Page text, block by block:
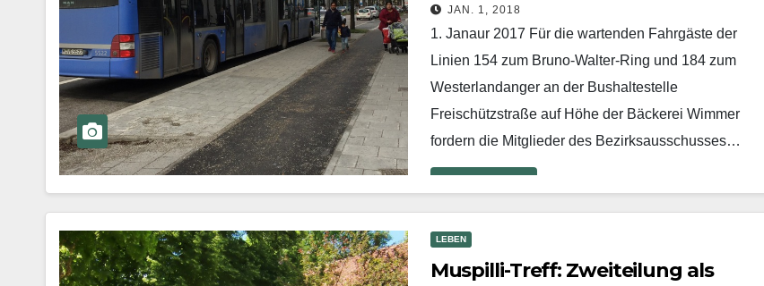
JAN. 1, 2018
1. Janaur 2017 Für die wartenden Fahrgäste der
Linien 154 zum Bruno-Walter-Ring und 184 zum
Westerlandanger an der Bushaltestelle
Freischützstraße auf Höhe der Bäckerei Wimmer
fordern die Mitglieder des Bezirksausschusses…
LEBEN
Muspilli-Treff: Zweiteilung als